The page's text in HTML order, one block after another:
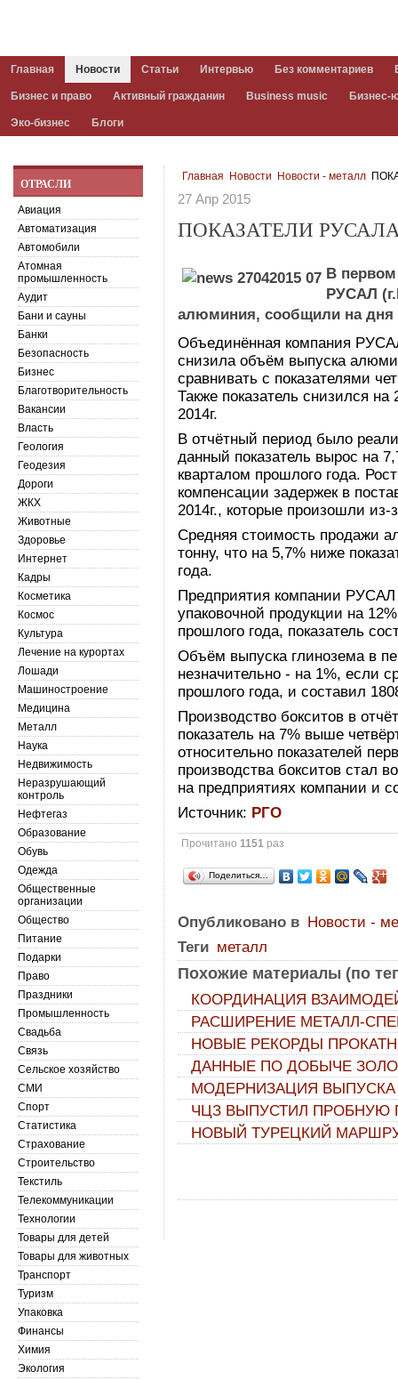
Главная Новости Статьи Интервью Без комментариев
Бизнес и право Активный гражданин Business music Бизнес-
Эко-бизнес Блоги
Главная Новости Новости - металл
27 Апр 2015
ПОКАЗАТЕЛИ
В первом
РУСАЛ
алюминия, сообщили на
Объединённая компания
снизила объём выпуска
сравнивать с показателями
Также показатель снизился на
2014г.
В отчётный период было
данный показатель вырос на
кварталом прошлого года.
компенсации задержек в
2014г., которые произошли
Средняя стоимость продажи
тонну, что на 5,7% ниже
года.
Предприятия компании
упаковочной продукции на
прошлого года, показатель
Объём выпуска глинозема в
незначительно - на 1%, если
прошлого года, и составил
Производство бокситов в
показатель на 7% выше
относительно показателей
производства бокситов стал
на предприятиях компании и
Источник: РГО
Прочитано1151 раз
Поделиться…
Опубликовано в Новости -
Теги металл
Похожие материалы (по
КООРДИНАЦИЯ
РАСШИРЕНИЕ МЕТАЛЛ-
НОВЫЕ РЕКОРДЫ
ДАННЫЕ ПО ДОБЫЧЕ
МОДЕРНИЗАЦИЯ
ЧЦЗ ВЫПУСТИЛ ПРОБНУЮ
НОВЫЙ ТУРЕЦКИЙ
ОТРАСЛИ
Авиация
Автоматизация
Автомобили
Атомная
промышленность
Аудит
Бани и сауны
Банки
Безопасность
Бизнес
Благотворительность
Вакансии
Власть
Геология
Геодезия
Дороги
ЖКХ
Животные
Здоровье
Интернет
Кадры
Косметика
Космос
Культура
Лечение на курортах
Лошади
Машиностроение
Медицина
Металл
Наука
Недвижимость
Неразрушающий
контроль
Нефтегаз
Образование
Обувь
Одежда
Общественные
организации
Общество
Питание
Подарки
Право
Праздники
Промышленность
Свадьба
Связь
Сельское хозяйство
СМИ
Спорт
Статистика
Страхование
Строительство
Текстиль
Телекоммуникации
Технологии
Товары для детей
Товары для животных
Транспорт
Туризм
Упаковка
Финансы
Химия
Экология